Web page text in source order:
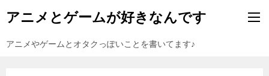
アニメとゲームが好きなんです
アニメやゲームとオタクっぽいことを書いてます♪